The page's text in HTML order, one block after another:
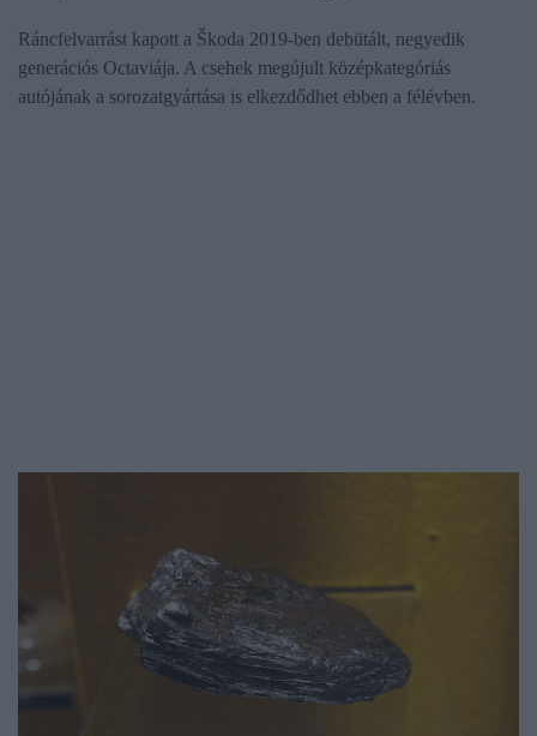
Ráncfelvarrást kapott a Škoda 2019-ben debütált, negyedik
generációs Octaviája. A csehek megújult középkategóriás
autójának a sorozatgyártása is elkezdődhet ebben a félévben.